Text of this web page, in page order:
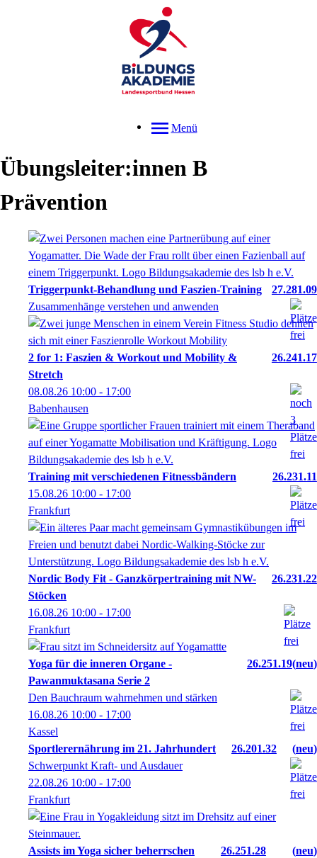
Menü
Übungsleiter:innen B
Prävention
Triggerpunkt-Behandlung und Faszien-Training
27.281.09
Zusammenhänge verstehen und anwenden
2 for 1: Faszien & Workout und Mobility &
Stretch
26.241.17
08.08.26 10:00 - 17:00
Babenhausen
Training mit verschiedenen Fitnessbändern
26.231.11
15.08.26 10:00 - 17:00
Frankfurt
Nordic Body Fit - Ganzkörpertraining mit NW-
Stöcken
26.231.22
16.08.26 10:00 - 17:00
Frankfurt
Yoga für die inneren Organe -
Pawanmuktasana Serie 2
26.251.19 neu
Den Bauchraum wahrnehmen und stärken
16.08.26 10:00 - 17:00
Kassel
Sportlerernährung im 21. Jahrhundert
26.201.32
neu
Schwerpunkt Kraft- und Ausdauer
22.08.26 10:00 - 17:00
Frankfurt
Assists im Yoga sicher beherrschen 26.251.28
neu